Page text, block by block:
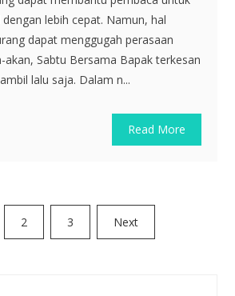
lebih cepat. Namun, hal
dapat menggugah perasaan
akan, Sabtu Bersama Bapak terkesan
lalu saja. Dalam n...
Read More
2 3 Next